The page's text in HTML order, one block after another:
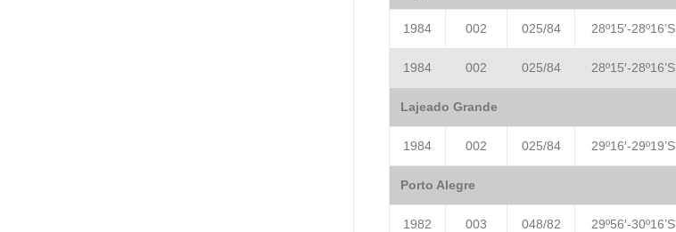
1984 002 025/84 28º15′-28º16’S
1984 002 025/84 28º15′-28º16’S
Lajeado Grande
1984 002 025/84 29º16′-29º19’S
Porto Alegre
1982 003 048/82 29º56′-30º16’S